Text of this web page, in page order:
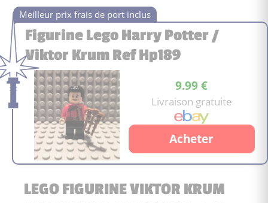
Figurine Lego Harry Potter /
Viktor Krum Ref Hp189
9.99 €
Livraison gratuite
Acheter
LEGO FIGURINE VIKTOR KRUM